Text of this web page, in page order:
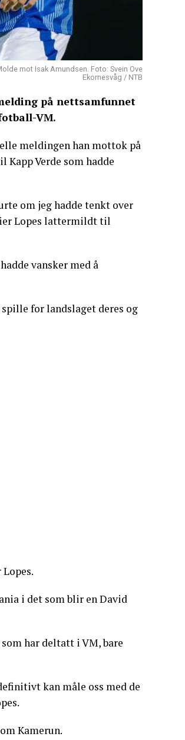
mot Isak Amundsen. Foto: Svein Ove
Ekornesvåg / NTB
på nettsamfunnet
VM.
meldingen han mottok på
Verde som hadde
om jeg hadde tenkt over
Lopes lattermildt til
vansker med å
for landslaget deres og
i det som blir en David
har deltatt i VM, bare
kan måle oss med de
Kamerun.